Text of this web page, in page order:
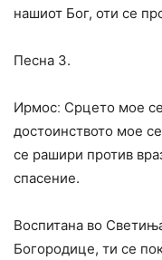
нашиот Бог, оти се
Песна 3.
Ирмосː Срцето мое
достоинството мое
се рашири против
спасение.
Воспитана во
Богородице, ти се